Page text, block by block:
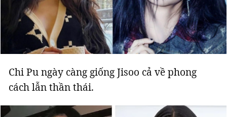
Chi Pu ngày càng giống Jisoo cả về phong
cách lẫn thần thái.